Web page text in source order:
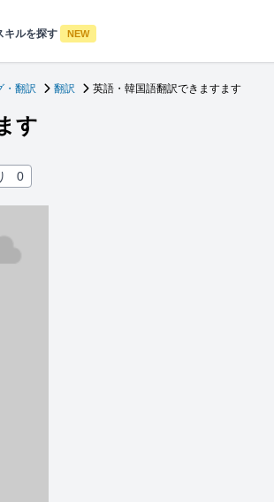
キルを探す NEW
・翻訳 翻訳 英語・韓国語翻訳できますます
す
0